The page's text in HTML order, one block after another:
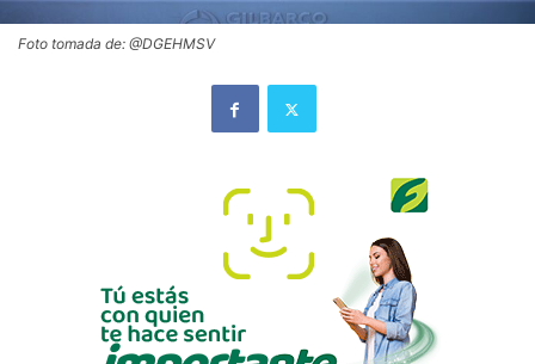
Foto tomada de: @DGEHMSV